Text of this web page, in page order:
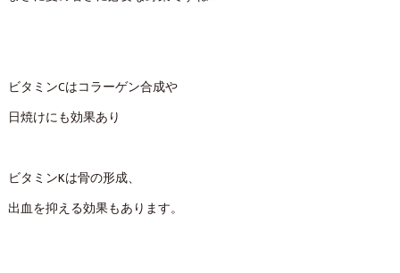
ビタミンCはコラーゲン合成や
日焼けにも効果あり
ビタミンKは骨の形成、
出血を抑える効果もあります。